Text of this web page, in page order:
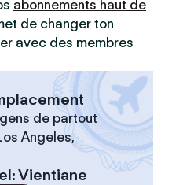
abonnements haut de
de changer ton
avec des membres
de partout
Angeles,
:Vientiane